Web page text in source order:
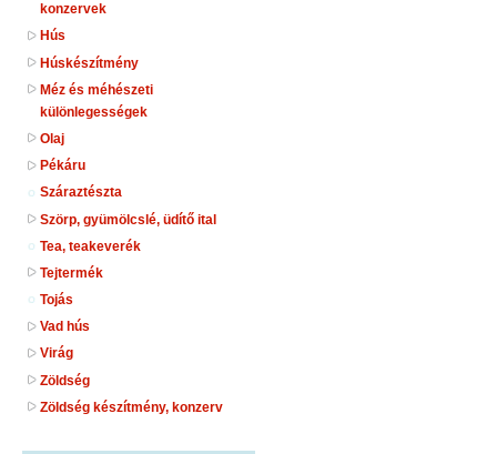
konzervek
Hús
Húskészítmény
Méz és méhészeti
különlegességek
Olaj
Pékáru
Száraztészta
Szörp, gyümölcslé, üdítő ital
Tea, teakeverék
Tejtermék
Tojás
Vad hús
Virág
Zöldség
Zöldség készítmény, konzerv